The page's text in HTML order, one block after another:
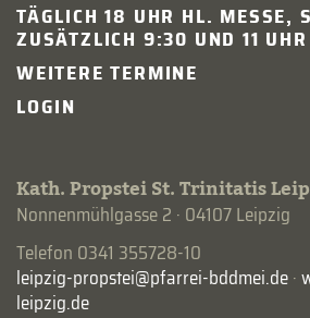
TÄGLICH 18 UHR HL. MESSE,
ZUSÄTZLICH 9:30 UND 11 UHR
WEITERE TERMINE
LOGIN
Kath. Propstei St. Trinitatis
Nonnenmühlgasse 2 · 04107 Leipzig
Telefon 0341 355728-10
·
leipzig.de